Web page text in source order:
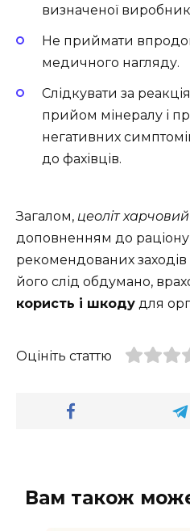
визначеної
Не приймати
медичного нагляду.
Слідкувати за
прийом мінералу і
негативних
до фахівців.
Загалом, цеоліт харчовий
доповненням до
рекомендованих
його слід обдумано,
користь і шкоду для
Оцініть статтю
Вам також